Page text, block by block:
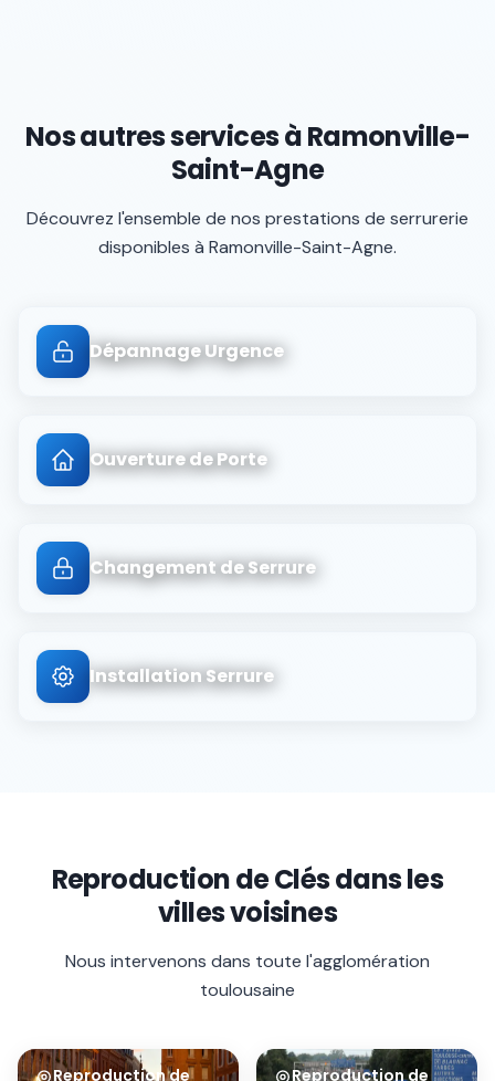
Nos autres services àRamonville-
Saint-Agne
Découvrez l'ensemble de nos prestations de serrurerie
disponibles à Ramonville-Saint-Agne.
Dépannage Urgence
Ouverture de Porte
Changement de Serrure
Installation Serrure
Reproduction de Clésdans les
villes voisines
Nous intervenons dans toute l'agglomération
toulousaine
Reproduction de
Reproduction de